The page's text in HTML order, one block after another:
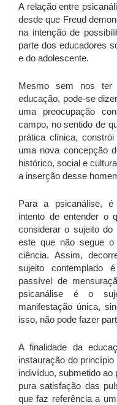
A relação entre
desde que Freud
na intenção de
parte dos educadores
e do adolescente.
Mesmo sem nos ter
educação, pode-se
uma preocupação
campo, no sentido de
prática clínica,
uma nova concepção
histórico, social e
a inserção desse
Para a psicanálise, é
intento de entender o
considerar o sujeito do
este que não segue
ciência. Assim,
sujeito contemplado
passível de
psicanálise é o
manifestação única,
isso, não pode fazer
A finalidade da
instauração do
indivíduo, submetido
pura satisfação das
que faz referência a